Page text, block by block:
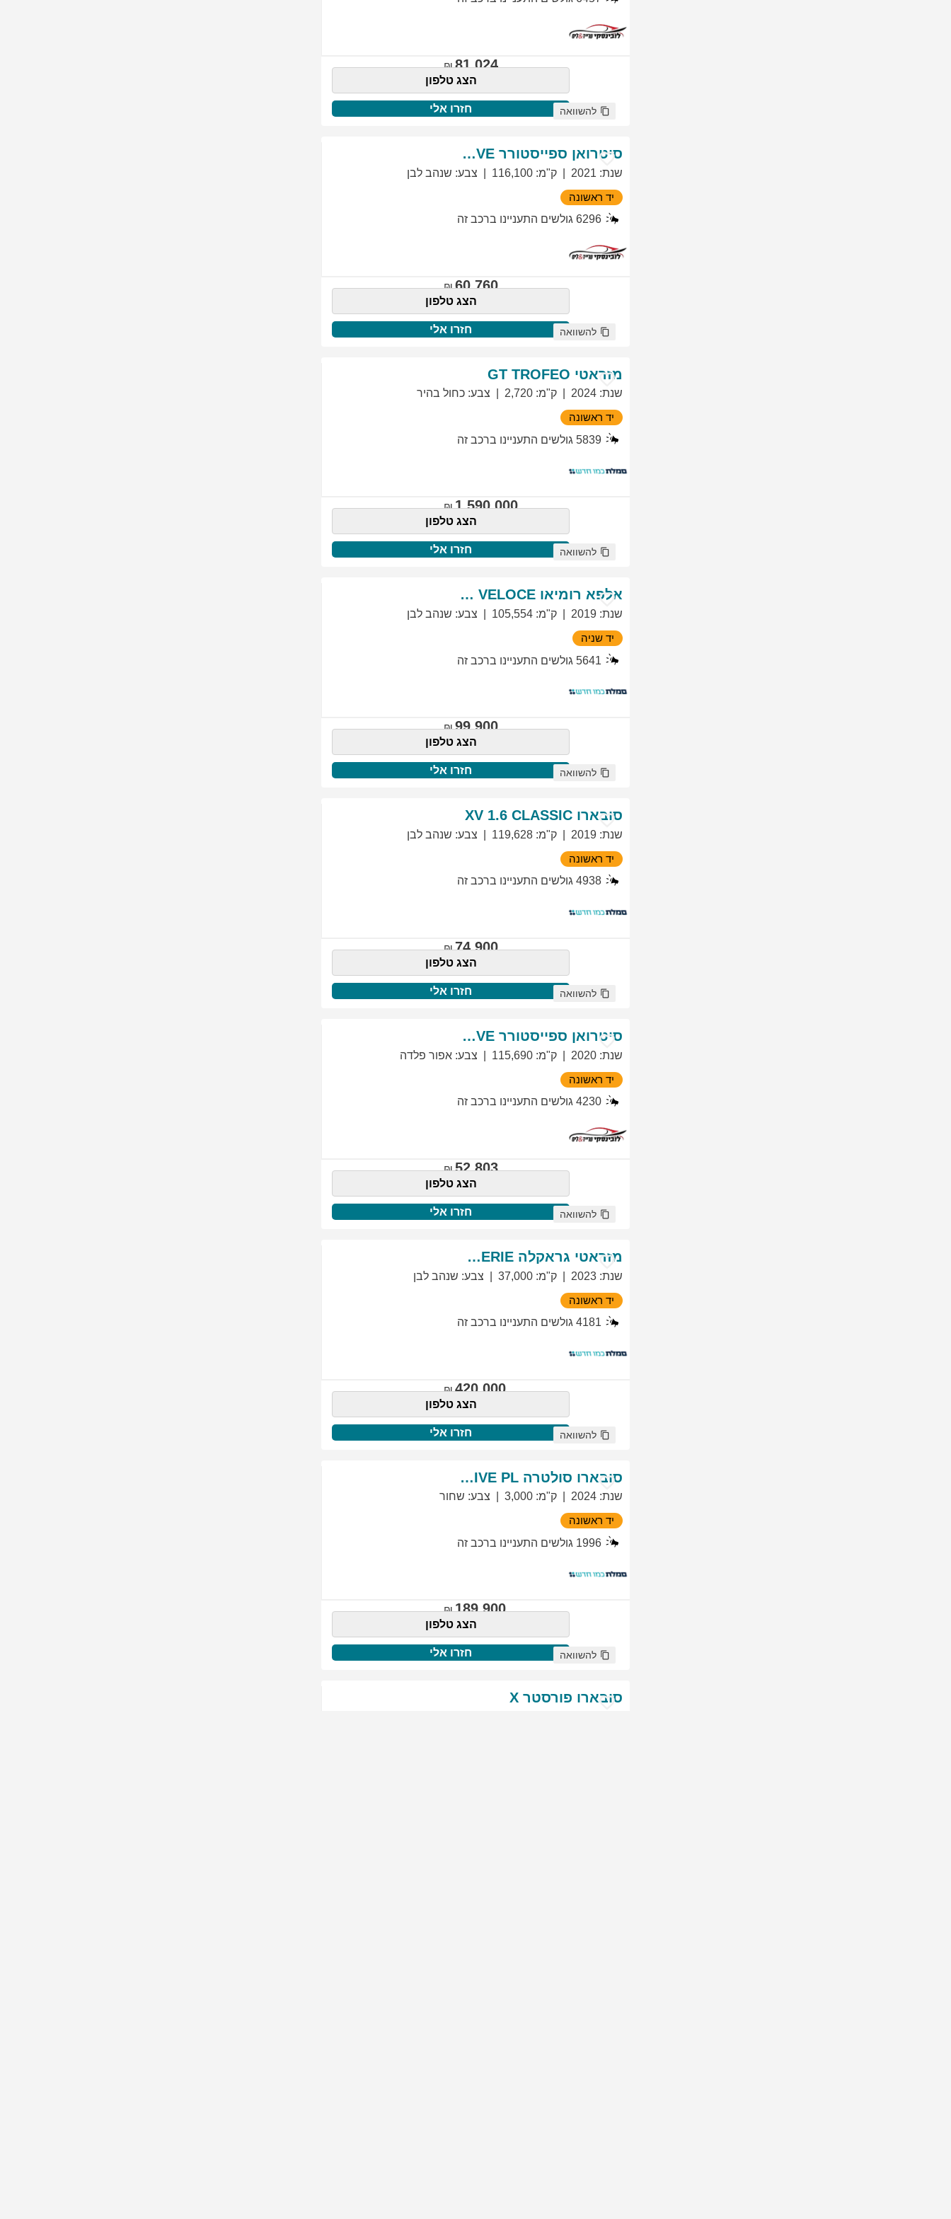
81,024
הצג טלפון
חזרו אלי להשוואה
סיטרואן ספייסטורר EXCLUSIVE
שנת:
2021 ק"מ:
116,100 צבע: שנהב לבן
יד ראשונה
6296 גולשים התעניינו ברכב זה
60,760
הצג טלפון
חזרו אלי להשוואה
מזראטי GT TROFEO
שנת:
2024 ק"מ:
2,720 צבע: כחול בהיר
יד ראשונה
5839 גולשים התעניינו ברכב זה
1,590,000
הצג טלפון
חזרו אלי להשוואה
אלפא רומיאו GIULIETTA VELOCE
שנת:
2019 ק"מ:
105,554 צבע: שנהב לבן
יד שניה
5641 גולשים התעניינו ברכב זה
99,900
הצג טלפון
חזרו אלי להשוואה
סובארו XV 1.6 CLASSIC
שנת:
2019 ק"מ:
119,628 צבע: שנהב לבן
יד ראשונה
4938 גולשים התעניינו ברכב זה
74,900
הצג טלפון
חזרו אלי להשוואה
סיטרואן ספייסטורר EXCLUSIVE
שנת:
2020 ק"מ:
115,690 צבע: אפור פלדה
יד ראשונה
4230 גולשים התעניינו ברכב זה
52,803
הצג טלפון
חזרו אלי להשוואה
מזראטי גראקלה PRIMASERIE
שנת:
2023 ק"מ:
37,000 צבע: שנהב לבן
יד ראשונה
4181 גולשים התעניינו ברכב זה
420,000
הצג טלפון
חזרו אלי להשוואה
סובארו סולטרה EXCLUSIVE PL
שנת:
2024 ק"מ:
3,000 צבע: שחור
יד ראשונה
1996 גולשים התעניינו ברכב זה
189,900
הצג טלפון
חזרו אלי להשוואה
סובארו פורסטר X